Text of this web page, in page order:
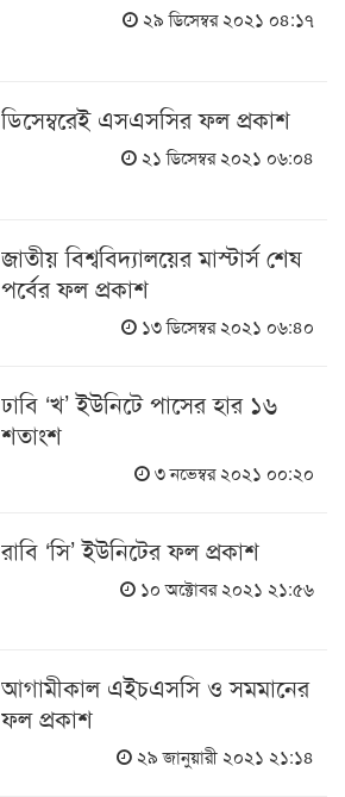
২৯ ডিসেম্বর ২০২১ ০৪:১৭
ডিসেম্বরেই এসএসসির ফল প্রকাশ
২১ ডিসেম্বর ২০২১ ০৬:০৪
জাতীয় বিশ্ববিদ্যালয়ের মাস্টার্স শেষ
পর্বের ফল প্রকাশ
১৩ ডিসেম্বর ২০২১ ০৬:৪০
ঢাবি ‘খ’ ইউনিটে পাসের হার ১৬
শতাংশ
৩ নভেম্বর ২০২১ ০০:২০
রাবি ‘সি’ ইউনিটের ফল প্রকাশ
১০ অক্টোবর ২০২১ ২১:৫৬
আগামীকাল এইচএসসি ও সমমানের
ফল প্রকাশ
২৯ জানুয়ারী ২০২১ ২১:১৪